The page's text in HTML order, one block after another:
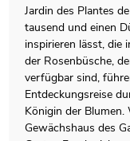
Jardin des Plantes
tausend und einen
inspirieren lässt, die
der Rosenbüsche,
verfügbar sind,
Entdeckungsreise
Königin der Blumen.
Gewächshaus des